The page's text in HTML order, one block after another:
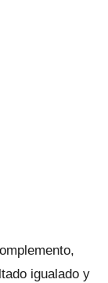
igualado y